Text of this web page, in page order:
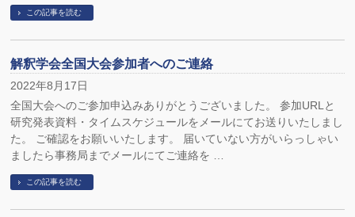
この記事を読む
解釈学会全国大会参加者へのご連絡
2022年8月17日
全国大会へのご参加申込みありがとうございました。 参加URLと
研究発表資料・タイムスケジュールをメールにてお送りいたしまし
た。 ご確認をお願いいたします。 届いていない方がいらっしゃい
ましたら事務局までメールにてご連絡を …
この記事を読む